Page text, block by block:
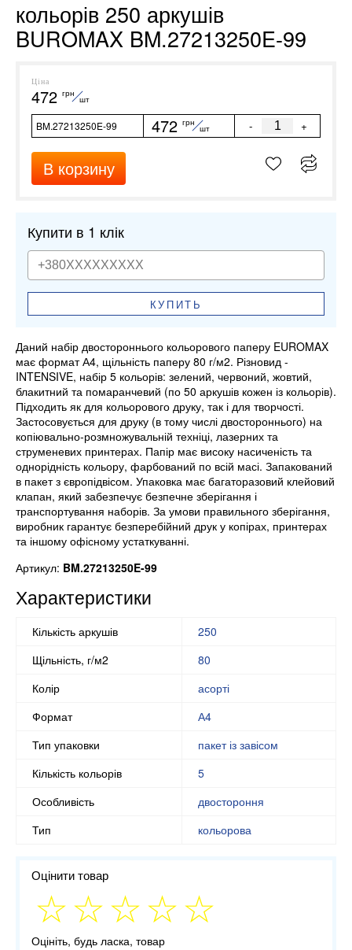
кольорів 250 аркушів
BUROMAX BM.27213250E-99
Ціна
472 грн
шт
BM.27213250E-99 472 грн
шт - +
В корзину
Купити в 1 клік
КУПИТЬ
Даний набір двостороннього кольорового паперу EUROMAX
має формат А4, щільність паперу 80 г/м2. Різновид -
INTENSIVE, набір 5 кольорів: зелений, червоний, жовтий,
блакитний та помаранчевий (по 50 аркушів кожен із кольорів).
Підходить як для кольорового друку, так і для творчості.
Застосовується для друку (в тому числі двостороннього) на
копіювально-розмножувальній техніці, лазерних та
струменевих принтерах. Папір має високу насиченість та
однорідність кольору, фарбований по всій масі. Запакований
в пакет з європідвісом. Упаковка має багаторазовий клейовий
клапан, який забезпечує безпечне зберігання і
транспортування наборів. За умови правильного зберігання,
виробник гарантує безперебійний друк у копірах, принтерах
та іншому офісному устаткуванні.
Артикул: BM.27213250E-99
Характеристики
Кількість аркушів
250
Щільність, г/м2
80
Колір
асорті
Формат
А4
Тип упаковки
пакет із завісом
Кількість кольорів
5
Особливість
двостороння
Тип
кольорова
Оцінити товар
Оцініть, будь ласка, товар